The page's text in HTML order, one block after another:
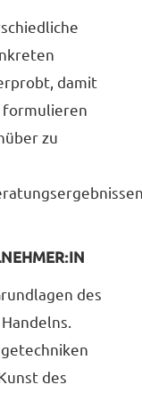
damit
formulieren
zu
des
des